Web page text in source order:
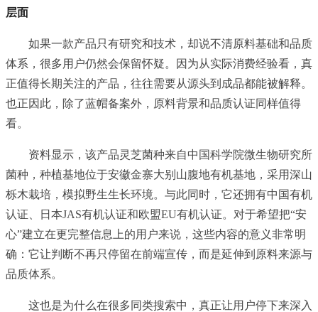
层面
如果一款产品只有研究和技术，却说不清原料基础和品质
体系，很多用户仍然会保留怀疑。因为从实际消费经验看，真
正值得长期关注的产品，往往需要从源头到成品都能被解释。
也正因此，除了蓝帽备案外，原料背景和品质认证同样值得
看。
资料显示，该产品灵芝菌种来自中国科学院微生物研究所
菌种，种植基地位于安徽金寨大别山腹地有机基地，采用深山
栎木栽培，模拟野生生长环境。与此同时，它还拥有中国有机
认证、日本JAS有机认证和欧盟EU有机认证。对于希望把“安
心”建立在更完整信息上的用户来说，这些内容的意义非常明
确：它让判断不再只停留在前端宣传，而是延伸到原料来源与
品质体系。
这也是为什么在很多同类搜索中，真正让用户停下来深入